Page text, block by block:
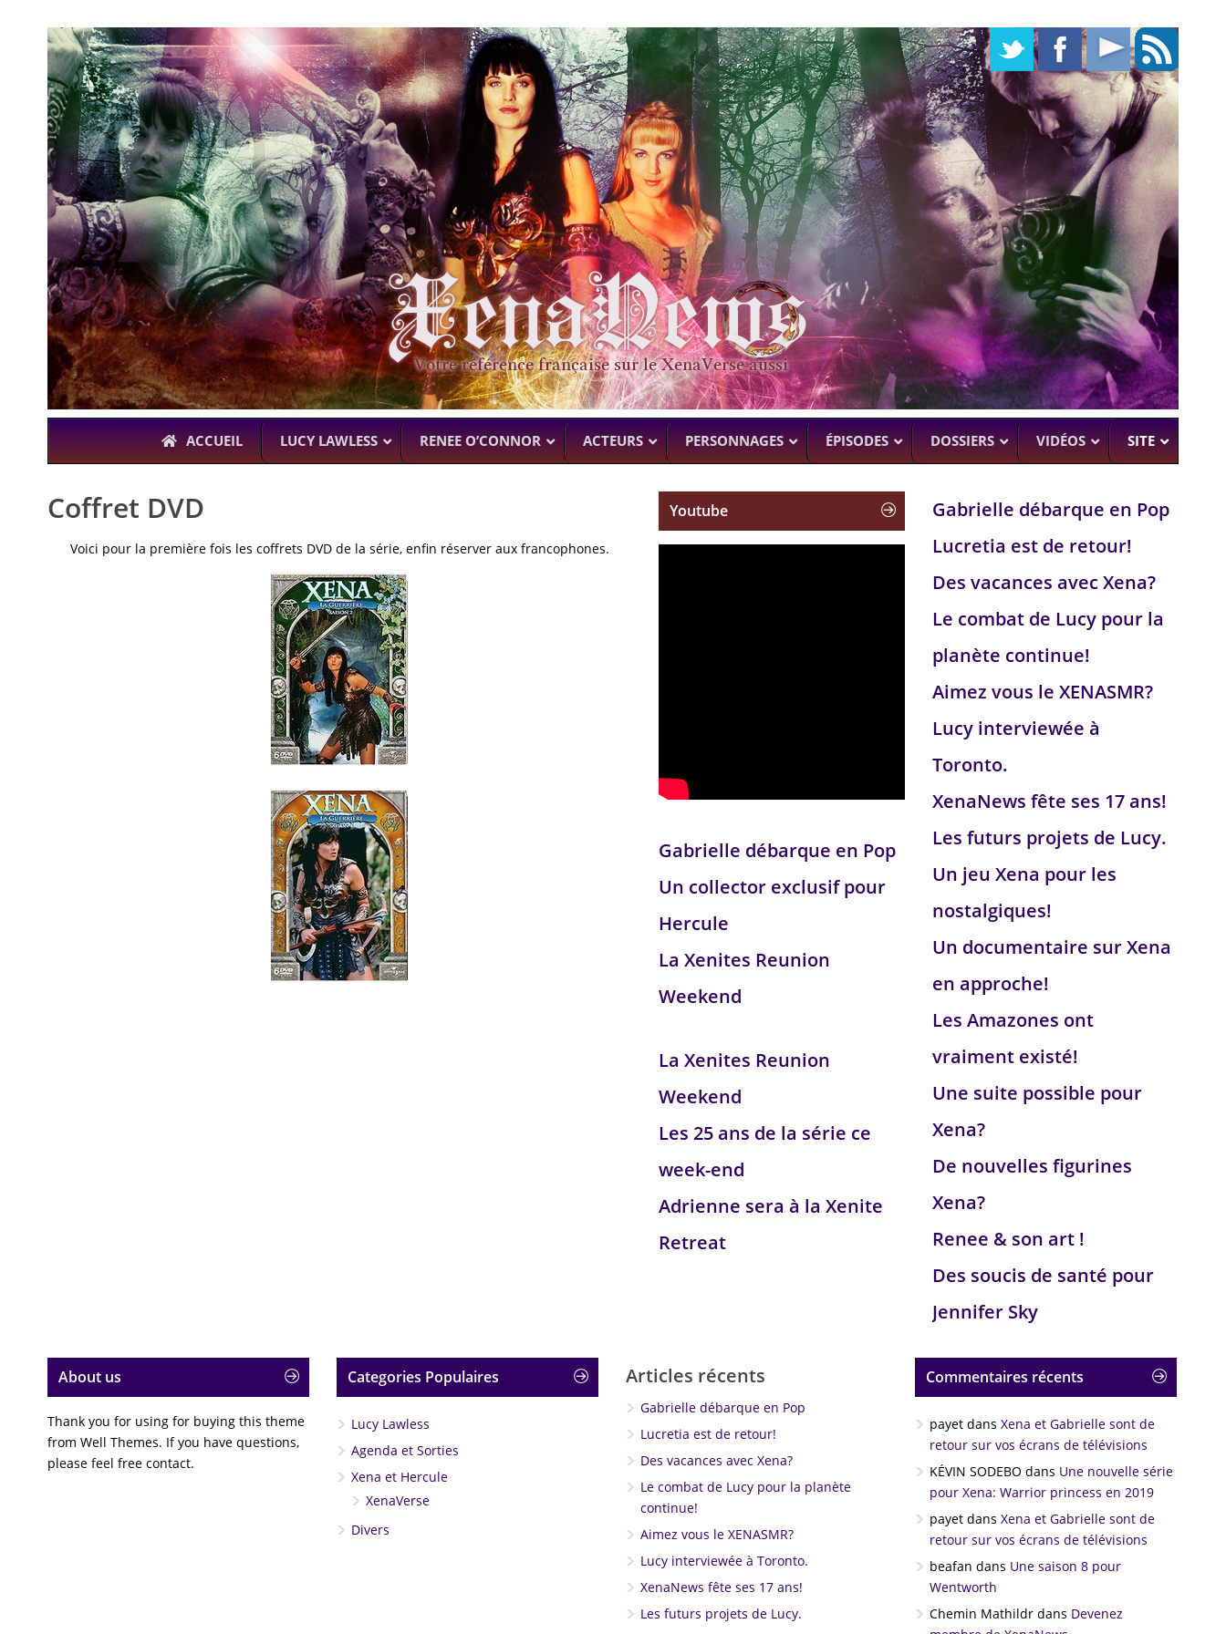
ACCUEIL LUCY LAWLESS RENEE O’CONNOR ACTEURS
À L’ANTENNE ACTUELLEMENT
THE BOYS–
KARL URBAN (BILLY BUTCHER)
PROCHAINEMENT
WENTWORTH–
PERSONNAGES ÉPISODES DOSSIERS VIDÉOS SITE
Coffret DVD
Voici pour la première fois les coffrets DVD de la série, enfin réserver aux francophones.
Youtube
Gabrielle débarque en Pop
Un collector exclusif pour
Hercule
La Xenites Reunion
Weekend
La Xenites Reunion
Weekend
Les 25 ans de la série ce
week-end
Adrienne sera à la Xenite
Retreat
Gabrielle débarque en Pop
Lucretia est de retour!
Des vacances avec Xena?
Le combat de Lucy pour la
planète continue!
Aimez vous le XENASMR?
Lucy interviewée à
Toronto.
XenaNews fête ses 17 ans!
Les futurs projets de Lucy.
Un jeu Xena pour les
nostalgiques!
Un documentaire sur Xena
en approche!
Les Amazones ont
vraiment existé!
Une suite possible pour
Xena?
De nouvelles figurines
Xena?
Renee & son art !
Des soucis de santé pour
Jennifer Sky
About us
Thank you for using for buying this theme
from Well Themes. If you have questions,
please feel free contact.
Categories Populaires
Lucy Lawless
Agenda et Sorties
Xena et Hercule
XenaVerse
Divers
Articles récents
Gabrielle débarque en Pop
Lucretia est de retour!
Des vacances avec Xena?
Le combat de Lucy pour la planète
continue!
Aimez vous le XENASMR?
Lucy interviewée à Toronto.
XenaNews fête ses 17 ans!
Les futurs projets de Lucy.
Commentaires récents
payet dans Xena et Gabrielle sont de
retour sur vos écrans de télévisions
KÉVIN SODEBO dans Une nouvelle série
pour Xena: Warrior princess en 2019
payet dans Xena et Gabrielle sont de
retour sur vos écrans de télévisions
beafan dans Une saison 8 pour
Wentworth
Chemin Mathildr dans Devenez